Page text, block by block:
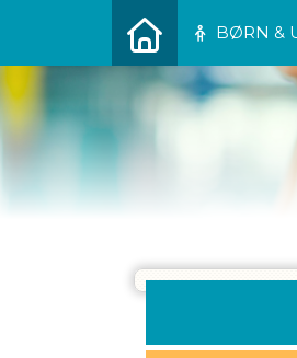
BØRN &